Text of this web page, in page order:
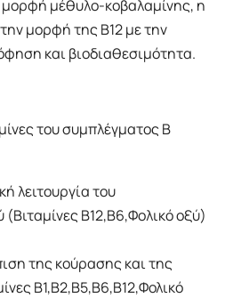
μορφή μέθυλο-κοβαλαμίνης, η
μορφή της Β12 με την
και βιοδιαθεσιμότητα.
του συμπλέγματος Β
λειτουργία του
(Βιταμίνες Β12,Β6,Φoλικό οξύ)
της κούρασης και της
Β1,Β2,Β5,Β6,Β12,Φολικό